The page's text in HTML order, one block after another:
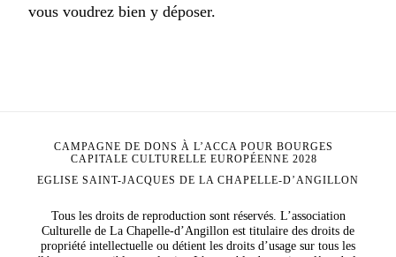
vous voudrez bien y déposer.
Tous les droits de reproduction sont réservés. L’association
Culturelle de La Chapelle-d’Angillon est titulaire des droits de
propriété intellectuelle ou détient les droits d’usage sur tous les
CAMPAGNE DE DONS À L’ACCA POUR BOURGES
CAPITALE CULTURELLE EUROPÉENNE 2028
EGLISE SAINT-JACQUES DE LA CHAPELLE-D’ANGILLON